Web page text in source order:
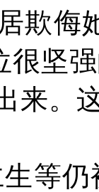
欺侮
很坚
来。
生等